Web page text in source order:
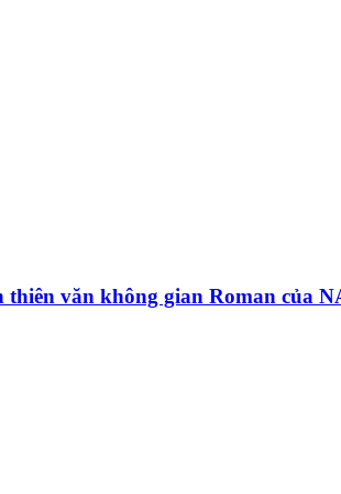
văn không gian Roman của